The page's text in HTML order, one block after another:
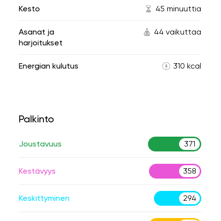
Kesto 45 minuuttia
Asanat ja
harjoitukset
44 vaikuttaa
Energian kulutus 310 kcal
Palkinto
Joustavuus 371
Kestävyys 358
Keskittyminen 294